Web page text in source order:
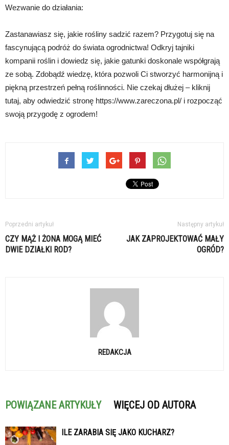
Wezwanie do działania:
Zastanawiasz się, jakie rośliny sadzić razem? Przygotuj się na
fascynującą podróż do świata ogrodnictwa! Odkryj tajniki
kompanii roślin i dowiedz się, jakie gatunki doskonale współgrają
ze sobą. Zdobądź wiedzę, która pozwoli Ci stworzyć harmonijną i
piękną przestrzeń pełną roślinności. Nie czekaj dłużej – kliknij
tutaj, aby odwiedzić stronę https://www.zareczona.pl/ i rozpocząć
swoją przygodę z ogrodem!
Poprzedni artykuł
CZY MĄŻ I ŻONA MOGĄ MIEĆ
DWIE DZIAŁKI ROD?
Następny artykuł
JAK ZAPROJEKTOWAĆ MAŁY
OGRÓD?
REDAKCJA
POWIĄZANE ARTYKUŁY WIĘCEJ OD AUTORA
ILE ZARABIA SIĘ JAKO KUCHARZ?